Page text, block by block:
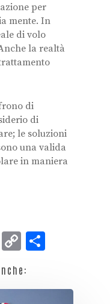
per
mente. In
di volo
la realtà
di
di
le soluzioni
una valida
in maniera
Email
Copy